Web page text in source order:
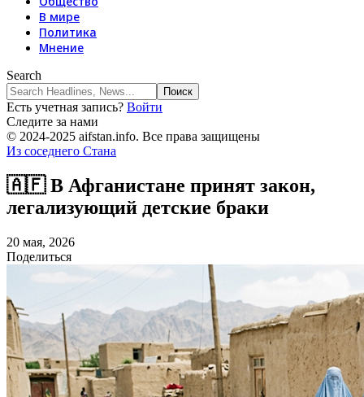
В мире
Политика
Мнение
Search
Есть учетная запись? Войти
Следите за нами
© 2024-2025 aifstan.info. Все права защищены
Из соседнего Стана
🇦🇫 В Афганистане принят закон,
легализующий детские браки
20 мая, 2026
Поделиться